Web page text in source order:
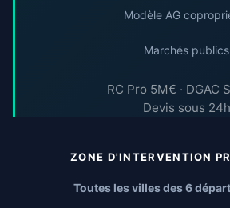
Modèle AG
Marchés publics
RC Pro 5M€ · DGAC
Devis sous 24h
ZONE D'INTERVENTION
Toutes les villes des 6